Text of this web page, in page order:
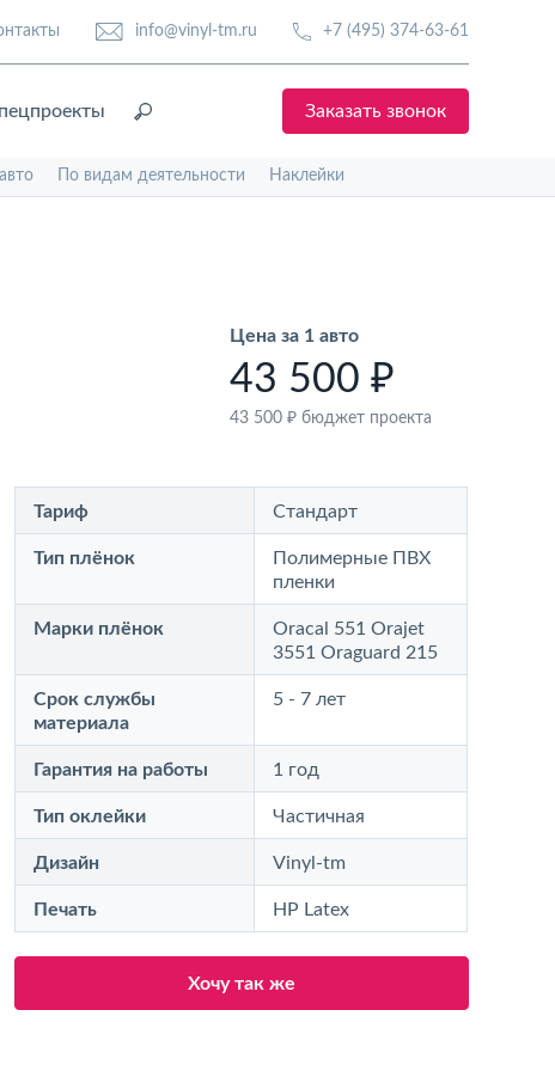
info@vinyl-tm.ru +7 (495) 374-63-61
Заказать звонок
По видам деятельности Наклейки
Цена за 1 авто
43 500 ₽
43 500 ₽ бюджет проекта
Тариф Стандарт
Тип плёнок
Полимерные ПВХ
пленки
Марки плёнок
Oracal 551 Orajet
3551 Oraguard 215
Срок службы
материала
5 - 7 лет
Гарантия на работы 1 год
Тип оклейки Частичная
Дизайн Vinyl-tm
Печать HP Latex
Хочу так же